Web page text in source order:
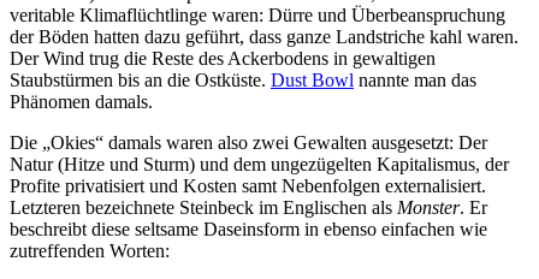
veritable Klimaflüchtlinge waren: Dürre und Überbeanspruchung
der Böden hatten dazu geführt, dass ganze Landstriche kahl waren.
Der Wind trug die Reste des Ackerbodens in gewaltigen
Staubstürmen bis an die Ostküste. Dust Bowl nannte man das
Phänomen damals.
Die „Okies“ damals waren also zwei Gewalten ausgesetzt: Der
Natur (Hitze und Sturm) und dem ungezügelten Kapitalismus, der
Profite privatisiert und Kosten samt Nebenfolgen externalisiert.
Letzteren bezeichnete Steinbeck im Englischen als Monster. Er
beschreibt diese seltsame Daseinsform in ebenso einfachen wie
zutreffenden Worten: